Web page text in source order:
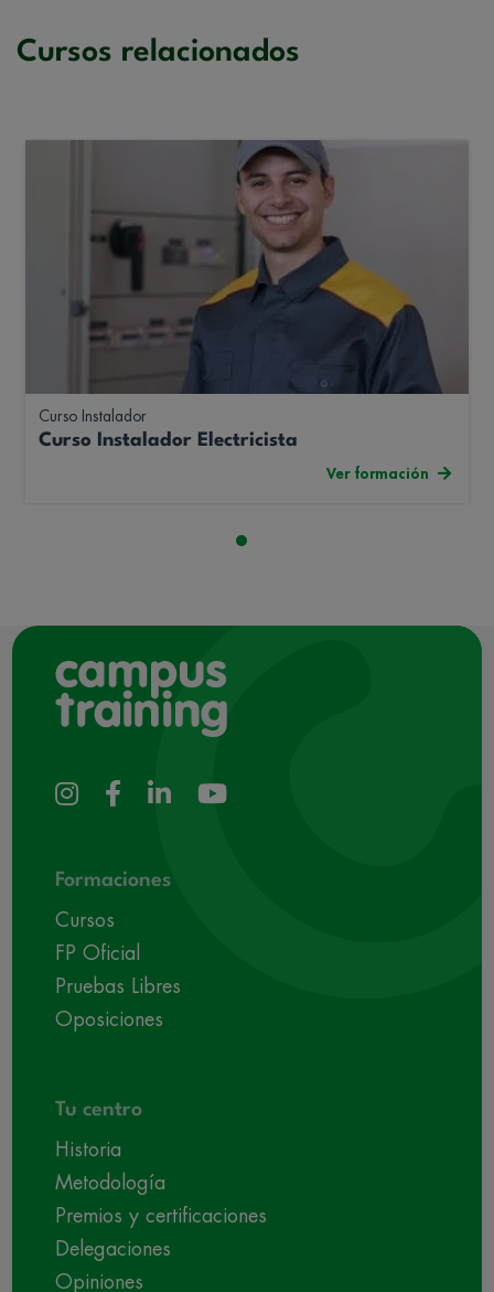
Cursos relacionados
Curso Instalador
Curso Instalador Electricista
Ver formación
Formaciones
Cursos
FP Oficial
Pruebas Libres
Oposiciones
Tu centro
Historia
Metodología
Premios y certificaciones
Delegaciones
Opiniones